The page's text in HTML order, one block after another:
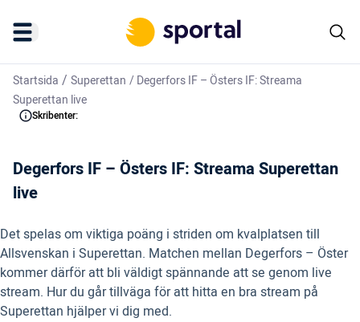
Startsida / Superettan /Degerfors IF – Östers IF: Streama
Superettan live
Skribenter:
Degerfors IF – Östers IF: Streama Superettan
live
Det spelas om viktiga poäng i striden om kvalplatsen till
Allsvenskan i Superettan. Matchen mellan Degerfors – Öster
kommer därför att bli väldigt spännande att se genom live
stream. Hur du går tillväga för att hitta en bra stream på
Superettan hjälper vi dig med.